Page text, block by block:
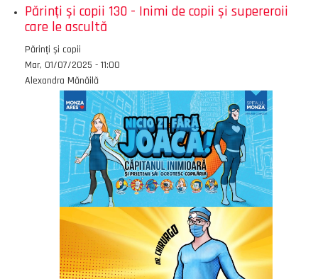
Părinți și copii 130 - Inimi de copii și supereroii
care le ascultă
Emisiunea
Părinți și copii
Data
Mar, 01/07/2025 - 11:00
Autor
Alexandra Mănăilă